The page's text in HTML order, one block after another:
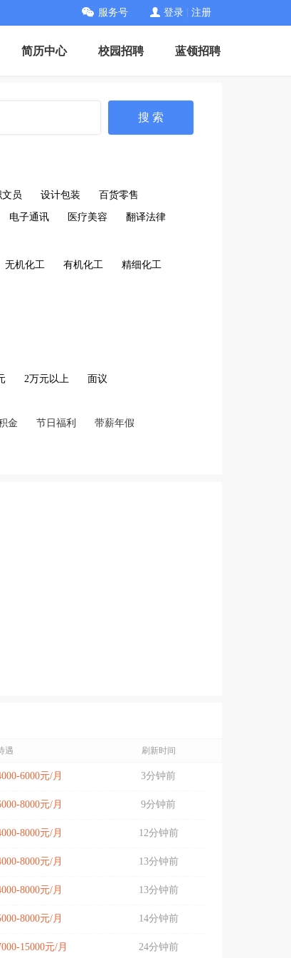
服务号 登录 注册
简历中心 校园招聘 蓝领招聘
搜 索
员 设计包装 百货零售
电子通讯 医疗美容 翻译法律
无机化工 有机化工 精细化工
2万元以上 面议
金 节日福利 带薪年假
遇 刷新时间
6000元/月 3分钟前
8000元/月 9分钟前
8000元/月 12分钟前
8000元/月 13分钟前
8000元/月 13分钟前
8000元/月 14分钟前
15000元/月 24分钟前